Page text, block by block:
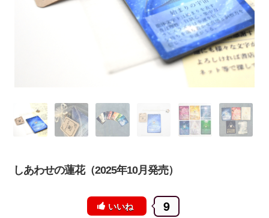
カード関連グッズ
しあわせの蓮花（2025年10月発売）
いいね 9